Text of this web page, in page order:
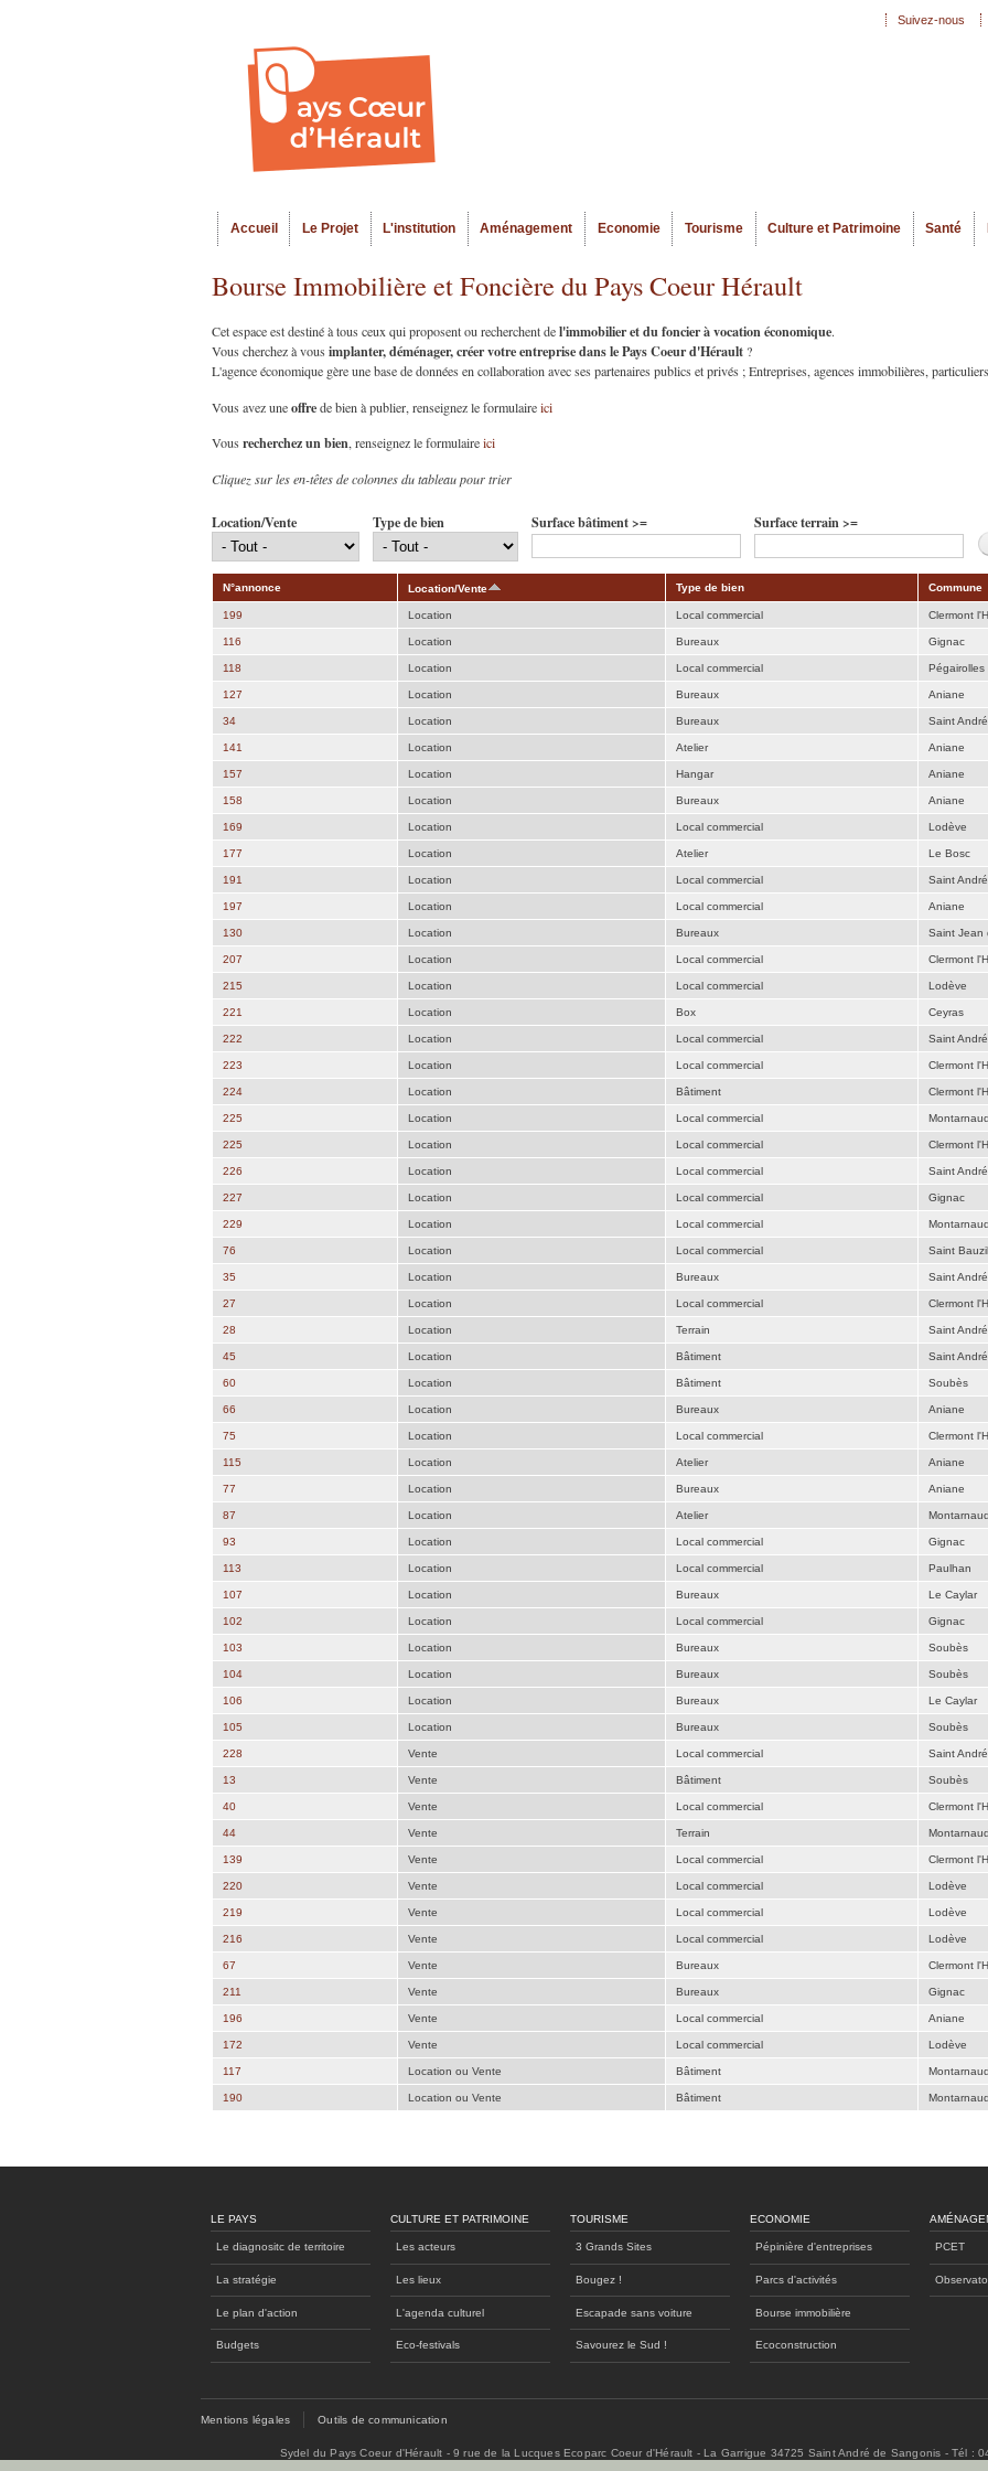
Menu principal
Accueil Le Projet L'institution Aménagement Economie Tourisme Culture et Patrimoine Santé
Suivez-nous
Bourse Immobilière et Foncière du Pays Coeur Hérault
Cet espace est destiné à tous ceux qui proposent ou recherchent del'immobilier et du foncier à vocation économique.
Vous cherchez à vous implanter, déménager, créer votre entreprise dans le Pays Coeur d'Hérault ?
L'agence économique gère une base de données en collaboration avec ses partenaires publics et privés ; Entreprises, agences immobilières,
Vous avez uneoffrede bien à publier, renseignez le formulaireici
Vous recherchez un bien, renseignez le formulaireici
Cliquez sur les en-têtes de colonnes du tableau pour trier
Location/Vente Type de bien Surface bâtiment >= Surface terrain >=
N°annonce Location/Vente Type de bien Commune
199 Location Local commercial Clermont
116 Location Bureaux Gignac
118 Location Local commercial Pégairolles
127 Location Bureaux Aniane
34 Location Bureaux Saint
141 Location Atelier Aniane
157 Location Hangar Aniane
158 Location Bureaux Aniane
169 Location Local commercial Lodève
177 Location Atelier Le Bosc
191 Location Local commercial Saint
197 Location Local commercial Aniane
130 Location Bureaux Saint Jean
207 Location Local commercial Clermont
215 Location Local commercial Lodève
221 Location Box Ceyras
222 Location Local commercial Saint
223 Location Local commercial Clermont
224 Location Bâtiment Clermont
225 Location Local commercial Montarnaud
225 Location Local commercial Clermont
226 Location Local commercial Saint
227 Location Local commercial Gignac
229 Location Local commercial Montarnaud
76 Location Local commercial Saint
35 Location Bureaux Saint
27 Location Local commercial Clermont
28 Location Terrain Saint
45 Location Bâtiment Saint
60 Location Bâtiment Soubès
66 Location Bureaux Aniane
75 Location Local commercial Clermont
115 Location Atelier Aniane
77 Location Bureaux Aniane
87 Location Atelier Montarnaud
93 Location Local commercial Gignac
113 Location Local commercial Paulhan
107 Location Bureaux Le Caylar
102 Location Local commercial Gignac
103 Location Bureaux Soubès
104 Location Bureaux Soubès
106 Location Bureaux Le Caylar
105 Location Bureaux Soubès
228 Vente Local commercial Saint
13 Vente Bâtiment Soubès
40 Vente Local commercial Clermont
44 Vente Terrain Montarnaud
139 Vente Local commercial Clermont
220 Vente Local commercial Lodève
219 Vente Local commercial Lodève
216 Vente Local commercial Lodève
67 Vente Bureaux Clermont
211 Vente Bureaux Gignac
196 Vente Local commercial Aniane
172 Vente Local commercial Lodève
117 Location ou Vente Bâtiment Montarnaud
190 Location ou Vente Bâtiment Montarnaud
LE PAYS
Le diagnositc de territoire
La stratégie
Le plan d'action
Budgets
CULTURE ET PATRIMOINE
Les acteurs
Les lieux
L'agenda culturel
Eco-festivals
TOURISME
3 Grands Sites
Bougez !
Escapade sans voiture
Savourez le Sud !
ECONOMIE
Pépinière d'entreprises
Parcs d'activités
Bourse immobilière
Ecoconstruction
PCET
Mentions légales Outils de communication
Sydel du Pays Coeur d'Hérault - 9 rue de la Lucques Ecoparc Coeur d'Hérault - La Garrigue 34725 Saint André de Sangonis - Tél :